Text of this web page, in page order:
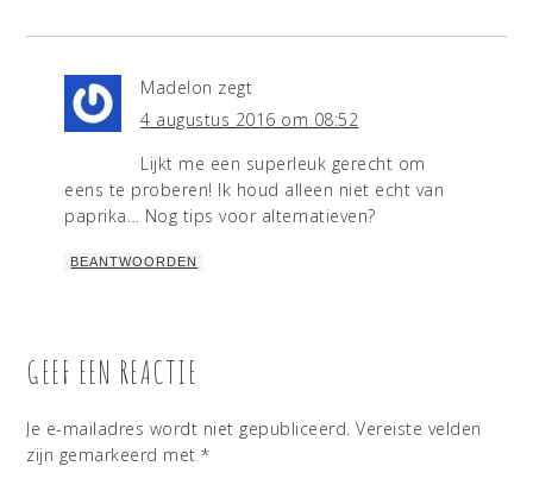
Madelon zegt
4 augustus 2016 om 08:52
Lijkt me een superleuk gerecht om
eens te proberen! Ik houd alleen niet echt van
paprika… Nog tips voor alternatieven?
BEANTWOORDEN
GEEF EEN REACTIE
Je e-mailadres wordt niet gepubliceerd. Vereiste velden
zijn gemarkeerd met*